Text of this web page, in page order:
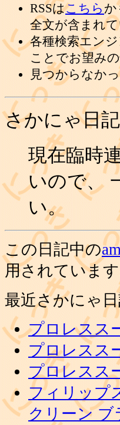
RSSはこちら か
全文が含まれて
各種検索エン
ことでお望み
見つからなか
さかにゃ日
現在臨時
いので、
い。
この日記中の
用されています
最近さかにゃ
プロレスス
プロレスス
プロレスス
フィリップ
クリーン